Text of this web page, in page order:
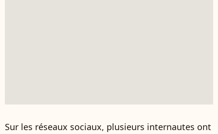
Sur les réseaux sociaux, plusieurs internautes ont